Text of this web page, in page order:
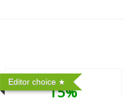
Editor choice
15%